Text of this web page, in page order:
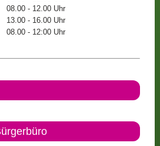
08.00 - 12.00 Uhr
13.00 - 16.00 Uhr
08.00 - 12:00 Uhr